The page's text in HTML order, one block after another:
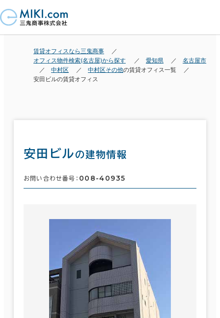
賃貸オフィスなら三鬼商事
オフィス物件検索(名古屋)から探す
愛知県
名古屋市
中村区
中村区その他の賃貸オフィス一覧
安田ビルの賃貸オフィス
安田ビルの建物情報
お問い合わせ番号： 008-40935